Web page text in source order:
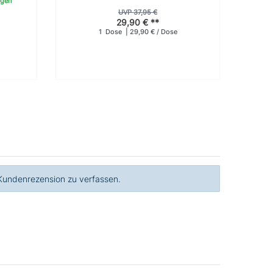
UVP 37,95 €
29,90 € **
1 Dose | 29,90 € / Dose
zu verfassen.